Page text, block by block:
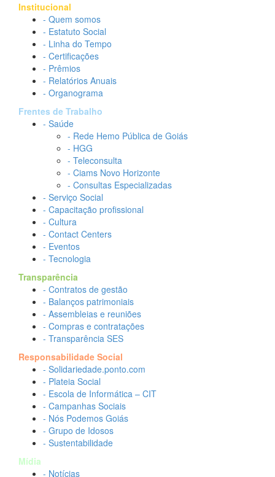
Institucional
- Quem somos
- Estatuto Social
- Linha do Tempo
- Certificações
- Prêmios
- Relatórios Anuais
- Organograma
Frentes de Trabalho
- Saúde
- Rede Hemo Pública de Goiás
- HGG
- Teleconsulta
- Ciams Novo Horizonte
- Consultas Especializadas
- Serviço Social
- Capacitação profissional
- Cultura
- Contact Centers
- Eventos
- Tecnologia
Transparência
- Contratos de gestão
- Balanços patrimoniais
- Assembleias e reuniões
- Compras e contratações
- Transparência SES
Responsabilidade Social
- Solidariedade.ponto.com
- Plateia Social
- Escola de Informática – CIT
- Campanhas Sociais
- Nós Podemos Goiás
- Grupo de Idosos
- Sustentabilidade
Mídia
- Notícias